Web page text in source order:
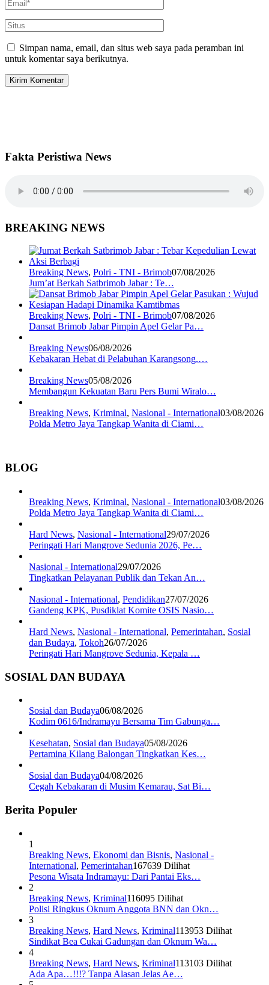
Simpan nama, email, dan situs web saya pada peramban ini
untuk komentar saya berikutnya.
Fakta Peristiwa News
BREAKING NEWS
Breaking News, Polri - TNI - Brimob07/08/2026
Jum’at Berkah Satbrimob Jabar : Te…
Breaking News, Polri - TNI - Brimob07/08/2026
Dansat Brimob Jabar Pimpin Apel Gelar Pa…
Breaking News06/08/2026
Kebakaran Hebat di Pelabuhan Karangsong,…
Breaking News05/08/2026
Membangun Kekuatan Baru Pers Bumi Wiralo…
Breaking News, Kriminal, Nasional - International03/08/2026
Polda Metro Jaya Tangkap Wanita di Ciami…
BLOG
Breaking News, Kriminal, Nasional - International03/08/2026
Polda Metro Jaya Tangkap Wanita di Ciami…
Hard News, Nasional - International29/07/2026
Peringati Hari Mangrove Sedunia 2026, Pe…
Nasional - International29/07/2026
Tingkatkan Pelayanan Publik dan Tekan An…
Nasional - International, Pendidikan27/07/2026
Gandeng KPK, Pusdiklat Komite OSIS Nasio…
Hard News, Nasional - International, Pemerintahan, Sosial
dan Budaya, Tokoh26/07/2026
Peringati Hari Mangrove Sedunia, Kepala …
SOSIAL DAN BUDAYA
Sosial dan Budaya06/08/2026
Kodim 0616/Indramayu Bersama Tim Gabunga…
Kesehatan, Sosial dan Budaya05/08/2026
Pertamina Kilang Balongan Tingkatkan Kes…
Sosial dan Budaya04/08/2026
Cegah Kebakaran di Musim Kemarau, Sat Bi…
Berita Populer
1
Breaking News, Ekonomi dan Bisnis, Nasional -
International, Pemerintahan167639 Dilihat
Pesona Wisata Indramayu: Dari Pantai Eks…
2
Breaking News, Kriminal116095 Dilihat
Polisi Ringkus Oknum Anggota BNN dan Okn…
3
Breaking News, Hard News, Kriminal113953 Dilihat
Sindikat Bea Cukai Gadungan dan Oknum Wa…
4
Breaking News, Hard News, Kriminal113103 Dilihat
Ada Apa…!!!? Tanpa Alasan Jelas Ae…